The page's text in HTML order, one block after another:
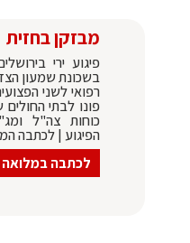
מבזקן בחזית
פיגוע ירי
בשכונת שמעון
רפואי לשני
פונו לבתי
כוחות צה"ל
הפיגוע | לכתבה
לכתבה במלואה